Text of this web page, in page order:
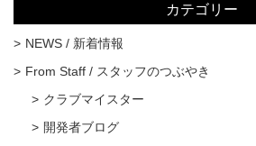
カテゴリー
NEWS / 新着情報
From Staff / スタッフのつぶやき
クラブマイスター
開発者ブログ